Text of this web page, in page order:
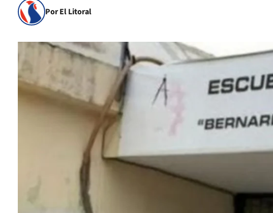
Por El Litoral